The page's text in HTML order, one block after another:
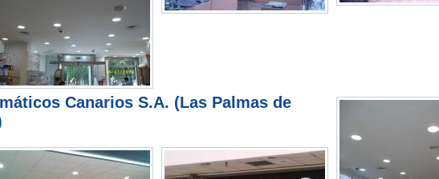
Canarios S.A. (Las Palmas de